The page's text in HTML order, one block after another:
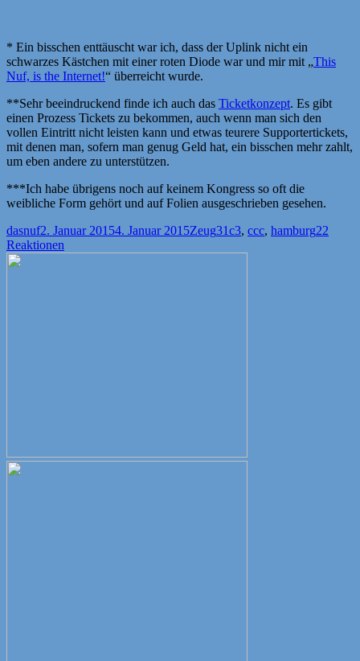
* Ein bisschen enttäuscht war ich, dass der Uplink nicht ein
schwarzes Kästchen mit einer roten Diode war und mir mit „This
Nuf, is the Internet!“ überreicht wurde.
**Sehr beeindruckend finde ich auch das Ticketkonzept. Es gibt
einen Prozess Tickets zu bekommen, auch wenn man sich den
vollen Eintritt nicht leisten kann und etwas teurere Supportertickets,
mit denen man, sofern man genug Geld hat, ein bisschen mehr zahlt,
um eben andere zu unterstützen.
***Ich habe übrigens noch auf keinem Kongress so oft die
weibliche Form gehört und auf Folien ausgeschrieben gesehen.
Autor
dasnufVeröffentlicht
am
2. Januar 20154. Januar 2015Kategorien
ZeugSchlagwörter
31c3, ccc, hamburg22
Reaktionen